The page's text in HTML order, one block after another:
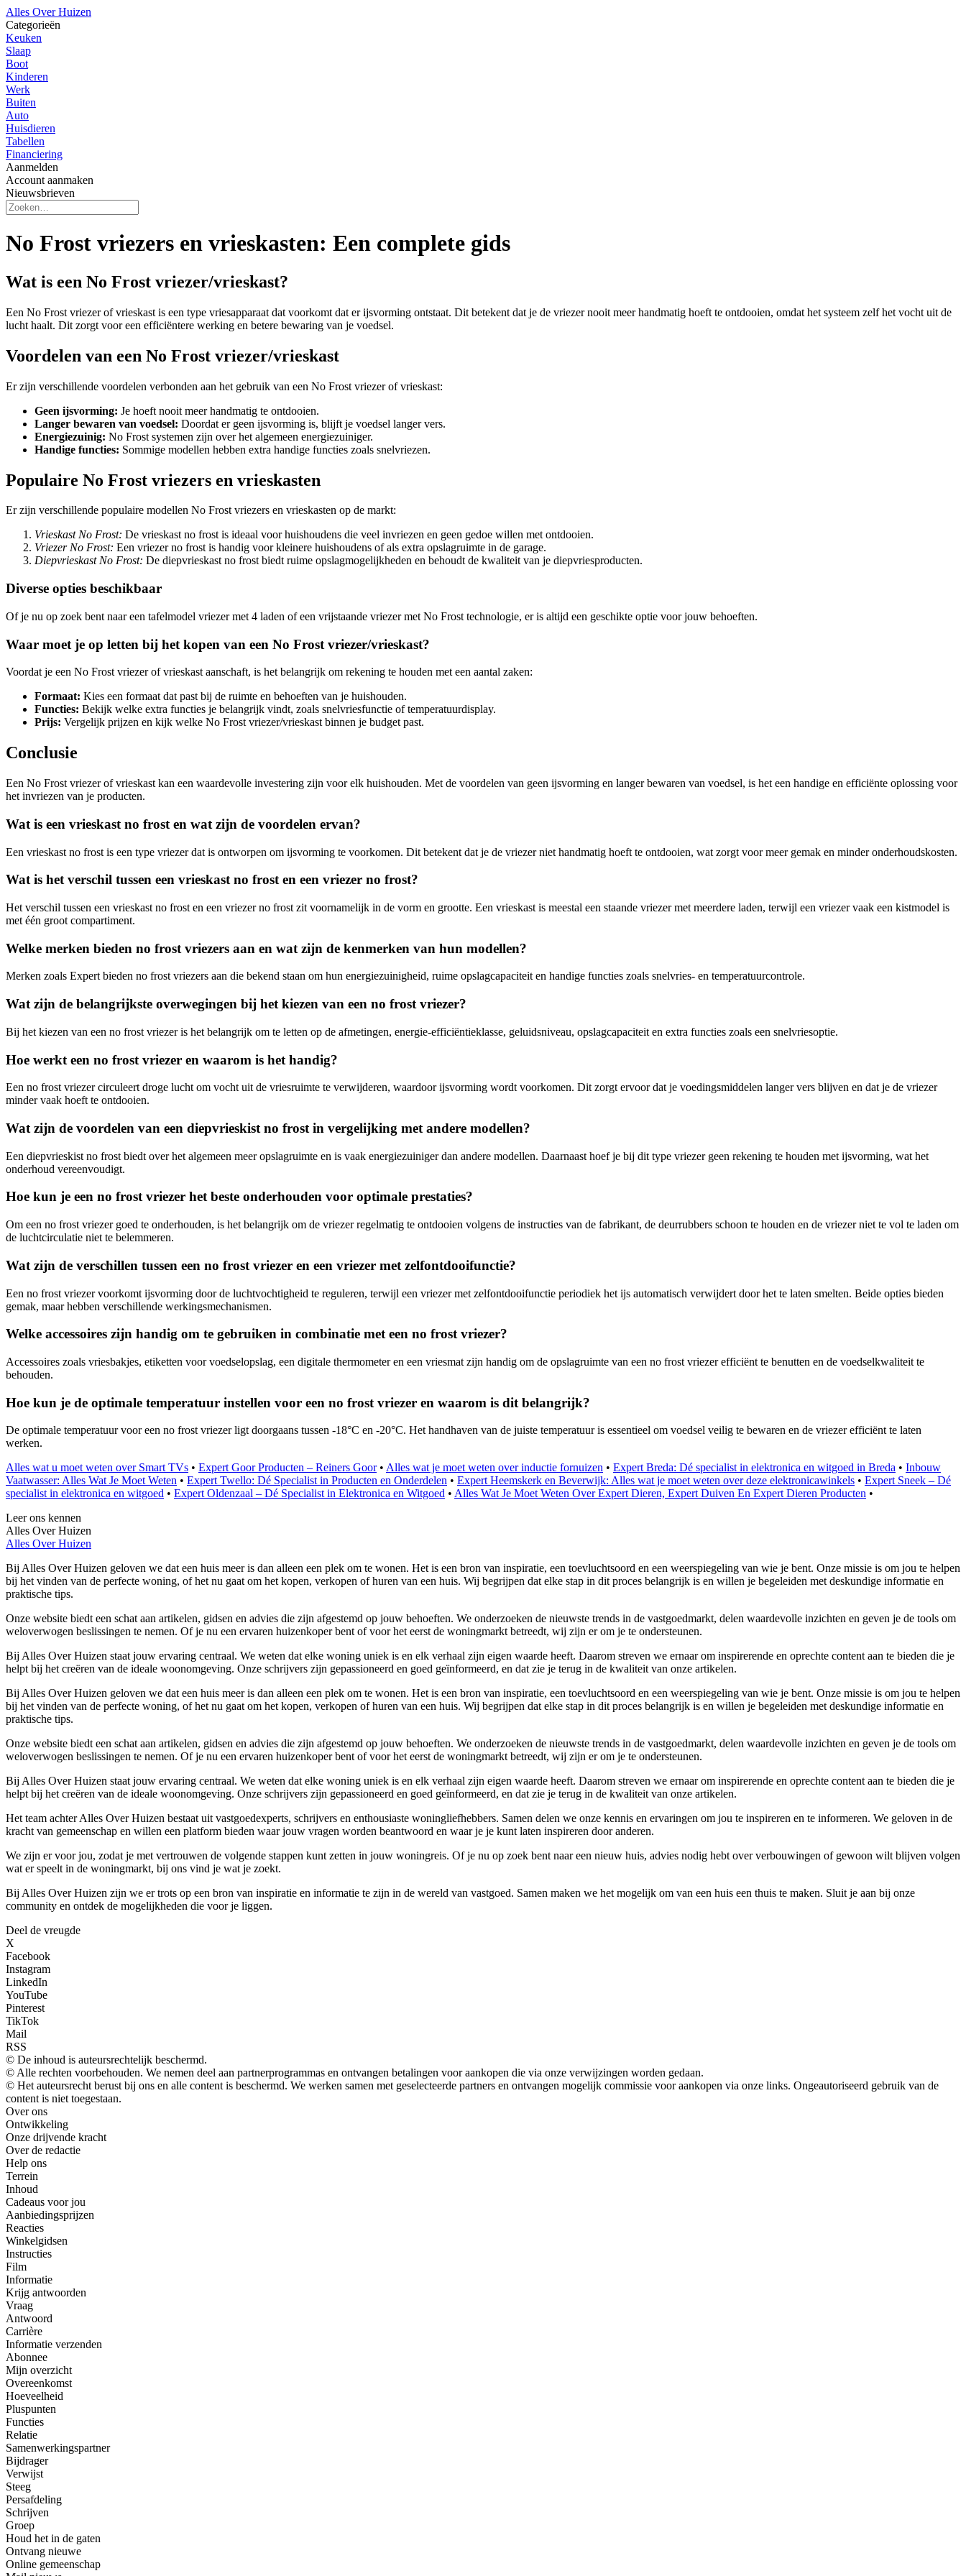
Alles Over Huizen
Categorieën
Keuken
Slaap
Boot
Kinderen
Werk
Buiten
Auto
Huisdieren
Tabellen
Financiering
Aanmelden
Account aanmaken
Nieuwsbrieven
No Frost vriezers en vrieskasten: Een complete gids
Wat is een No Frost vriezer/vrieskast?
Een No Frost vriezer of vrieskast is een type vriesapparaat dat voorkomt dat er ijsvorming ontstaat. Dit betekent dat je de vriezer nooit meer handmatig hoeft te ontdooien, omdat het systeem zelf het vocht uit de
lucht haalt. Dit zorgt voor een efficiëntere werking en betere bewaring van je voedsel.
Voordelen van een No Frost vriezer/vrieskast
Er zijn verschillende voordelen verbonden aan het gebruik van een No Frost vriezer of vrieskast:
Geen ijsvorming: Je hoeft nooit meer handmatig te ontdooien.
Langer bewaren van voedsel: Doordat er geen ijsvorming is, blijft je voedsel langer vers.
Energiezuinig: No Frost systemen zijn over het algemeen energiezuiniger.
Handige functies: Sommige modellen hebben extra handige functies zoals snelvriezen.
Populaire No Frost vriezers en vrieskasten
Er zijn verschillende populaire modellen No Frost vriezers en vrieskasten op de markt:
Vrieskast No Frost: De vrieskast no frost is ideaal voor huishoudens die veel invriezen en geen gedoe willen met ontdooien.
Vriezer No Frost: Een vriezer no frost is handig voor kleinere huishoudens of als extra opslagruimte in de garage.
Diepvrieskast No Frost: De diepvrieskast no frost biedt ruime opslagmogelijkheden en behoudt de kwaliteit van je diepvriesproducten.
Diverse opties beschikbaar
Of je nu op zoek bent naar een tafelmodel vriezer met 4 laden of een vrijstaande vriezer met No Frost technologie, er is altijd een geschikte optie voor jouw behoeften.
Waar moet je op letten bij het kopen van een No Frost vriezer/vrieskast?
Voordat je een No Frost vriezer of vrieskast aanschaft, is het belangrijk om rekening te houden met een aantal zaken:
Formaat: Kies een formaat dat past bij de ruimte en behoeften van je huishouden.
Functies: Bekijk welke extra functies je belangrijk vindt, zoals snelvriesfunctie of temperatuurdisplay.
Prijs: Vergelijk prijzen en kijk welke No Frost vriezer/vrieskast binnen je budget past.
Conclusie
Een No Frost vriezer of vrieskast kan een waardevolle investering zijn voor elk huishouden. Met de voordelen van geen ijsvorming en langer bewaren van voedsel, is het een handige en efficiënte oplossing voor
het invriezen van je producten.
Wat is een vrieskast no frost en wat zijn de voordelen ervan?
Een vrieskast no frost is een type vriezer dat is ontworpen om ijsvorming te voorkomen. Dit betekent dat je de vriezer niet handmatig hoeft te ontdooien, wat zorgt voor meer gemak en minder onderhoudskosten.
Wat is het verschil tussen een vrieskast no frost en een vriezer no frost?
Het verschil tussen een vrieskast no frost en een vriezer no frost zit voornamelijk in de vorm en grootte. Een vrieskast is meestal een staande vriezer met meerdere laden, terwijl een vriezer vaak een kistmodel is
met één groot compartiment.
Welke merken bieden no frost vriezers aan en wat zijn de kenmerken van hun modellen?
Merken zoals Expert bieden no frost vriezers aan die bekend staan om hun energiezuinigheid, ruime opslagcapaciteit en handige functies zoals snelvries- en temperatuurcontrole.
Wat zijn de belangrijkste overwegingen bij het kiezen van een no frost vriezer?
Bij het kiezen van een no frost vriezer is het belangrijk om te letten op de afmetingen, energie-efficiëntieklasse, geluidsniveau, opslagcapaciteit en extra functies zoals een snelvriesoptie.
Hoe werkt een no frost vriezer en waarom is het handig?
Een no frost vriezer circuleert droge lucht om vocht uit de vriesruimte te verwijderen, waardoor ijsvorming wordt voorkomen. Dit zorgt ervoor dat je voedingsmiddelen langer vers blijven en dat je de vriezer
minder vaak hoeft te ontdooien.
Wat zijn de voordelen van een diepvrieskist no frost in vergelijking met andere modellen?
Een diepvrieskist no frost biedt over het algemeen meer opslagruimte en is vaak energiezuiniger dan andere modellen. Daarnaast hoef je bij dit type vriezer geen rekening te houden met ijsvorming, wat het
onderhoud vereenvoudigt.
Hoe kun je een no frost vriezer het beste onderhouden voor optimale prestaties?
Om een no frost vriezer goed te onderhouden, is het belangrijk om de vriezer regelmatig te ontdooien volgens de instructies van de fabrikant, de deurrubbers schoon te houden en de vriezer niet te vol te laden om
de luchtcirculatie niet te belemmeren.
Wat zijn de verschillen tussen een no frost vriezer en een vriezer met zelfontdooifunctie?
Een no frost vriezer voorkomt ijsvorming door de luchtvochtigheid te reguleren, terwijl een vriezer met zelfontdooifunctie periodiek het ijs automatisch verwijdert door het te laten smelten. Beide opties bieden
gemak, maar hebben verschillende werkingsmechanismen.
Welke accessoires zijn handig om te gebruiken in combinatie met een no frost vriezer?
Accessoires zoals vriesbakjes, etiketten voor voedselopslag, een digitale thermometer en een vriesmat zijn handig om de opslagruimte van een no frost vriezer efficiënt te benutten en de voedselkwaliteit te
behouden.
Hoe kun je de optimale temperatuur instellen voor een no frost vriezer en waarom is dit belangrijk?
De optimale temperatuur voor een no frost vriezer ligt doorgaans tussen -18°C en -20°C. Het handhaven van de juiste temperatuur is essentieel om voedsel veilig te bewaren en de vriezer efficiënt te laten
werken.
Alles wat u moet weten over Smart TVs • Expert Goor Producten – Reiners Goor• Alles wat je moet weten over inductie fornuizen • Expert Breda: Dé specialist in elektronica en witgoed in Breda • Inbouw
Vaatwasser: Alles Wat Je Moet Weten • Expert Twello: Dé Specialist in Producten en Onderdelen • Expert Heemskerk en Beverwijk: Alles wat je moet weten over deze elektronicawinkels • Expert Sneek – Dé
specialist in elektronica en witgoed • Expert Oldenzaal – Dé Specialist in Elektronica en Witgoed • Alles Wat Je Moet Weten Over Expert Dieren, Expert Duiven En Expert Dieren Producten •
Leer ons kennen
Alles Over Huizen
Alles Over Huizen
Bij Alles Over Huizen geloven we dat een huis meer is dan alleen een plek om te wonen. Het is een bron van inspiratie, een toevluchtsoord en een weerspiegeling van wie je bent. Onze missie is om jou te helpen
bij het vinden van de perfecte woning, of het nu gaat om het kopen, verkopen of huren van een huis. Wij begrijpen dat elke stap in dit proces belangrijk is en willen je begeleiden met deskundige informatie en
praktische tips.
Onze website biedt een schat aan artikelen, gidsen en advies die zijn afgestemd op jouw behoeften. We onderzoeken de nieuwste trends in de vastgoedmarkt, delen waardevolle inzichten en geven je de tools om
weloverwogen beslissingen te nemen. Of je nu een ervaren huizenkoper bent of voor het eerst de woningmarkt betreedt, wij zijn er om je te ondersteunen.
Bij Alles Over Huizen staat jouw ervaring centraal. We weten dat elke woning uniek is en elk verhaal zijn eigen waarde heeft. Daarom streven we ernaar om inspirerende en oprechte content aan te bieden die je
helpt bij het creëren van de ideale woonomgeving. Onze schrijvers zijn gepassioneerd en goed geïnformeerd, en dat zie je terug in de kwaliteit van onze artikelen.
Bij Alles Over Huizen geloven we dat een huis meer is dan alleen een plek om te wonen. Het is een bron van inspiratie, een toevluchtsoord en een weerspiegeling van wie je bent. Onze missie is om jou te helpen
bij het vinden van de perfecte woning, of het nu gaat om het kopen, verkopen of huren van een huis. Wij begrijpen dat elke stap in dit proces belangrijk is en willen je begeleiden met deskundige informatie en
praktische tips.
Onze website biedt een schat aan artikelen, gidsen en advies die zijn afgestemd op jouw behoeften. We onderzoeken de nieuwste trends in de vastgoedmarkt, delen waardevolle inzichten en geven je de tools om
weloverwogen beslissingen te nemen. Of je nu een ervaren huizenkoper bent of voor het eerst de woningmarkt betreedt, wij zijn er om je te ondersteunen.
Bij Alles Over Huizen staat jouw ervaring centraal. We weten dat elke woning uniek is en elk verhaal zijn eigen waarde heeft. Daarom streven we ernaar om inspirerende en oprechte content aan te bieden die je
helpt bij het creëren van de ideale woonomgeving. Onze schrijvers zijn gepassioneerd en goed geïnformeerd, en dat zie je terug in de kwaliteit van onze artikelen.
Het team achter Alles Over Huizen bestaat uit vastgoedexperts, schrijvers en enthousiaste woningliefhebbers. Samen delen we onze kennis en ervaringen om jou te inspireren en te informeren. We geloven in de
kracht van gemeenschap en willen een platform bieden waar jouw vragen worden beantwoord en waar je je kunt laten inspireren door anderen.
We zijn er voor jou, zodat je met vertrouwen de volgende stappen kunt zetten in jouw woningreis. Of je nu op zoek bent naar een nieuw huis, advies nodig hebt over verbouwingen of gewoon wilt blijven volgen
wat er speelt in de woningmarkt, bij ons vind je wat je zoekt.
Bij Alles Over Huizen zijn we er trots op een bron van inspiratie en informatie te zijn in de wereld van vastgoed. Samen maken we het mogelijk om van een huis een thuis te maken. Sluit je aan bij onze
community en ontdek de mogelijkheden die voor je liggen.
Deel de vreugde
X
Facebook
Instagram
LinkedIn
YouTube
Pinterest
TikTok
Mail
RSS
© De inhoud is auteursrechtelijk beschermd.
© Alle rechten voorbehouden. We nemen deel aan partnerprogrammas en ontvangen betalingen voor aankopen die via onze verwijzingen worden gedaan.
© Het auteursrecht berust bij ons en alle content is beschermd. We werken samen met geselecteerde partners en ontvangen mogelijk commissie voor aankopen via onze links. Ongeautoriseerd gebruik van de
content is niet toegestaan.
Over ons
Ontwikkeling
Onze drijvende kracht
Over de redactie
Help ons
Terrein
Inhoud
Cadeaus voor jou
Aanbiedingsprijzen
Reacties
Winkelgidsen
Instructies
Film
Informatie
Krijg antwoorden
Vraag
Antwoord
Carrière
Informatie verzenden
Abonnee
Mijn overzicht
Overeenkomst
Hoeveelheid
Pluspunten
Functies
Relatie
Samenwerkingspartner
Bijdrager
Verwijst
Steeg
Persafdeling
Schrijven
Groep
Houd het in de gaten
Ontvang nieuwe
Online gemeenschap